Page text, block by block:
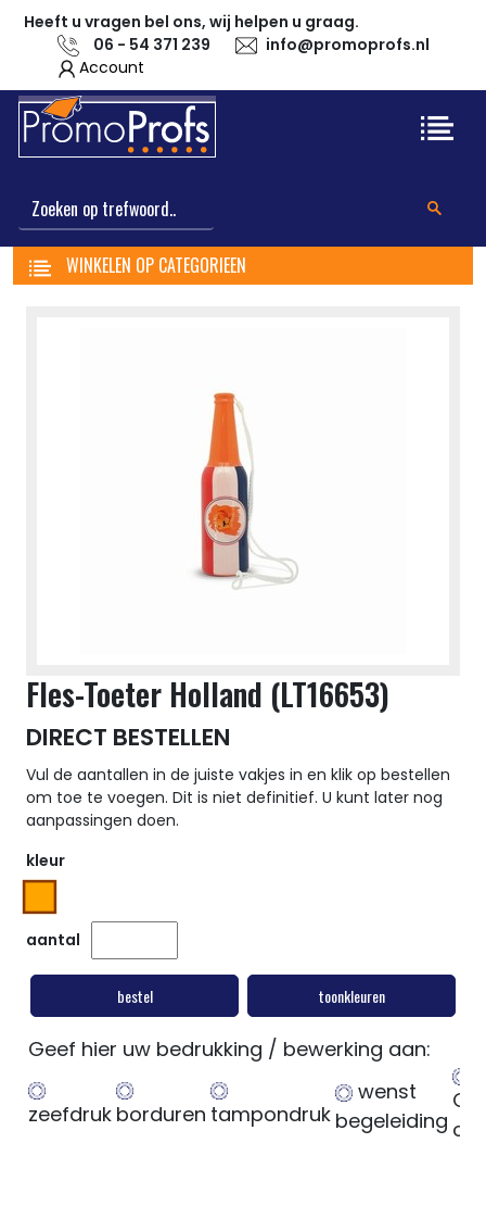
Heeft u vragen bel ons, wij helpen u graag.
06 - 54 371 239
info@promoprofs.nl
Account
WINKELEN OP CATEGORIEEN
Fles-Toeter Holland (LT16653)
DIRECT BESTELLEN
Vul de aantallen in de juiste vakjes in en klik op bestellen
om toe te voegen. Dit is niet definitief. U kunt later nog
aanpassingen doen.
kleur
aantal
bestel toonkleuren
Geef hier uw bedrukking / bewerking aan:
zeefdruk borduren tampondruk
wenst
begeleiding